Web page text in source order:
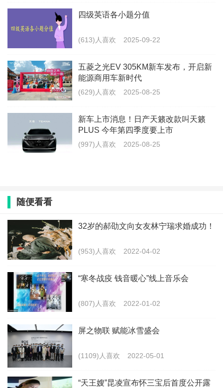
四级英语各小题分值
(613)人喜欢 2025-09-22
五菱之光EV 305KM新车发布，开启新
能源商用车新时代
(629)人喜欢 2025-08-25
新车上市消息！日产天籁改款叫天籁
PLUS 今年第四季度要上市
(997)人喜欢 2025-08-25
随便看看
​32岁的郝劭文向女友林宁瑞求婚成功！
(953)人喜欢 2022-04-02
“寒冬战疫 钱音暖心”线上音乐会
(807)人喜欢 2022-01-02
屏之物联 赋能冰雪盛会
(1109)人喜欢 2022-05-01
“天王嫂”昆凌宣布怀三宝后首度公开露